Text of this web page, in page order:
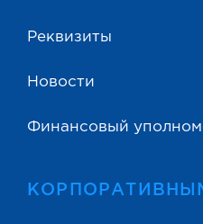
Реквизиты
Новости
Финансовый